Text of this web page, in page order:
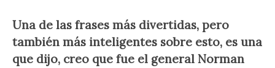
Una de las frases más divertidas, pero
también más inteligentes sobre esto, es una
que dijo, creo que fue el general Norman